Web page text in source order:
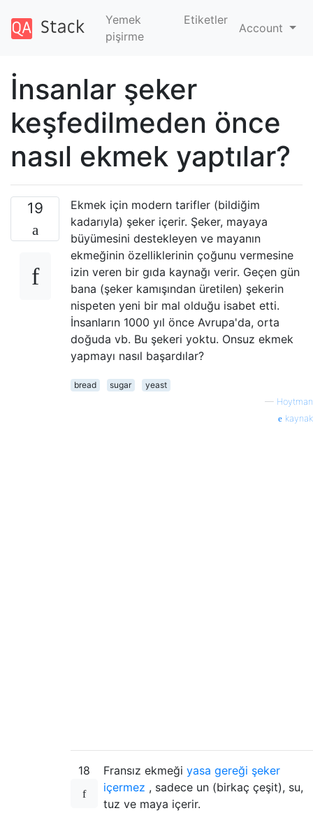
Yemek
pişirme
Etiketler
Account
İnsanlar şeker
keşfedilmeden önce
nasıl ekmek yaptılar?
19
Ekmek için modern tarifler (bildiğim
kadarıyla) şeker içerir. Şeker, mayaya
büyümesini destekleyen ve mayanın
ekmeğinin özelliklerinin çoğunu vermesine
izin veren bir gıda kaynağı verir. Geçen gün
bana (şeker kamışından üretilen) şekerin
nispeten yeni bir mal olduğu isabet etti.
İnsanların 1000 yıl önce Avrupa'da, orta
doğuda vb. Bu şekeri yoktu. Onsuz ekmek
yapmayı nasıl başardılar?
bread sugar
yeast
— Hoytman
kaynak
18 Fransız ekmeği yasa gereği şeker
içermez , sadece un (birkaç çeşit), su,
tuz ve maya içerir.